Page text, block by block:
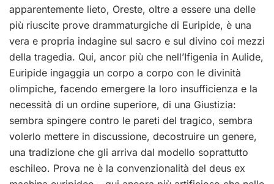
apparentemente lieto, Oreste, oltre a essere una delle
più riuscite prove drammaturgiche di Euripide, è una
vera e propria indagine sul sacro e sul divino coi mezzi
della tragedia. Qui, ancor più che nell’Ifigenia in Aulide,
Euripide ingaggia un corpo a corpo con le divinità
olimpiche, facendo emergere la loro insufficienza e la
necessità di un ordine superiore, di una Giustizia:
sembra spingere contro le pareti del tragico, sembra
volerlo mettere in discussione, decostruire un genere,
una tradizione che gli arriva dal modello soprattutto
eschileo. Prova ne è la convenzionalità del deus ex